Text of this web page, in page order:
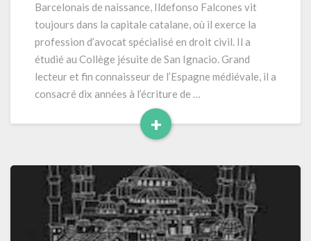
(2025)
576
pages
Barcelonais de naissance, Ildefonso Falcones vit
toujours dans la capitale catalane, où il exerce la
profession d’avocat spécialisé en droit civil. Il a
étudié au Collège jésuite de San Ignacio. Grand
lecteur et fin connaisseur de l’Espagne médiévale, il a
consacré dix années à l’écriture de …
+
Read